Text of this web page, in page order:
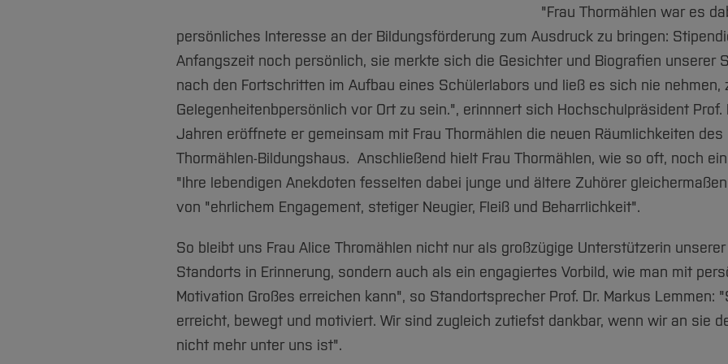
"Frau Thormählen war es
persönliches Interesse an der Bildungsförderung zum Ausdruck zu bringen:
Anfangszeit noch persönlich, sie merkte sich die Gesichter und Biografien unserer
nach den Fortschritten im Aufbau eines Schülerlabors und ließ es sich nie nehmen,
Gelegenheitenbpersönlich vor Ort zu sein.", erinnnert sich Hochschulpräsident Prof.
Jahren eröffnete er gemeinsam mit Frau Thormählen die neuen Räumlichkeiten
Thormählen-Bildungshaus. Anschließend hielt Frau Thormählen, wie so oft, noch
"Ihre lebendigen Anekdoten fesselten dabei junge und ältere Zuhörer
von "ehrlichem Engagement, stetiger Neugier, Fleiß und Beharrlichkeit".
So bleibt uns Frau Alice Thromählen nicht nur als großzügige Unterstützerin
Standorts in Erinnerung, sondern auch als ein engagiertes Vorbild, wie man mit
Motivation Großes erreichen kann", so Standortsprecher Prof. Dr. Markus Lemmen:
erreicht, bewegt und motiviert. Wir sind zugleich zutiefst dankbar, wenn wir an sie
nicht mehr unter uns ist".